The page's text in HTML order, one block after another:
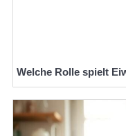
Welche Rolle spielt